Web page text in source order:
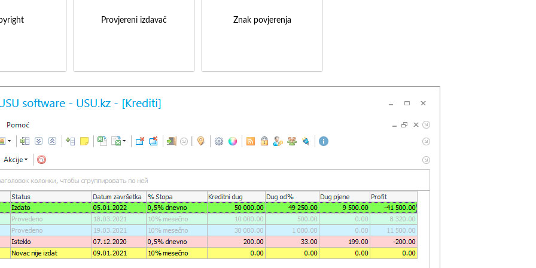
Provjereni izdavač Znak povjerenja